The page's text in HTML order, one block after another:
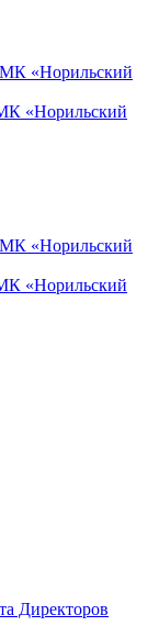
«Норильский
«Норильский
«Норильский
«Норильский
Директоров